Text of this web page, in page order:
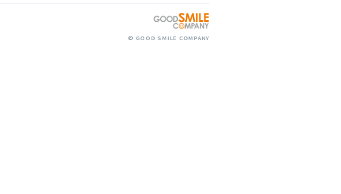
© GOOD SMILE COMPANY